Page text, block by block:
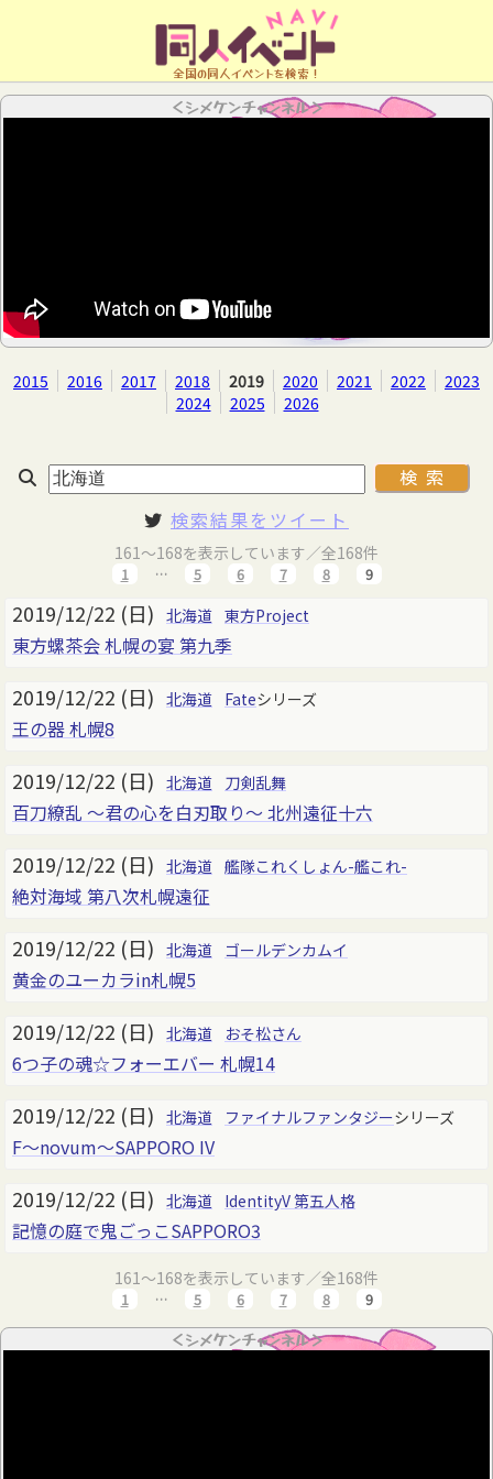
全国の同人イベントを検索！
＜シメケンチャンネル＞
2015 2016 2017 2018 2019 2020 2021 2022
2023
2024
2025 2026
検索結果をツイート
161～168を表示しています／全168件
1 … 5 6 7 8 9
2019/12/22 (日) 北海道 東方Project
東方螺茶会 札幌の宴 第九季
2019/12/22 (日) 北海道 Fateシリーズ
王の器 札幌8
2019/12/22 (日) 北海道 刀剣乱舞
百刀繚乱 ～君の心を白刃取り～ 北州遠征十六
2019/12/22 (日) 北海道 艦隊これくしょん-艦これ-
絶対海域 第八次札幌遠征
2019/12/22 (日) 北海道 ゴールデンカムイ
黄金のユーカラin札幌5
2019/12/22 (日) 北海道 おそ松さん
6つ子の魂☆フォーエバー 札幌14
2019/12/22 (日) 北海道 ファイナルファンタジーシリーズ
F～novum～SAPPORO IV
2019/12/22 (日) 北海道 IdentityV 第五人格
記憶の庭で鬼ごっこSAPPORO3
161～168を表示しています／全168件
1 … 5 6 7 8 9
＜シメケンチャンネル＞